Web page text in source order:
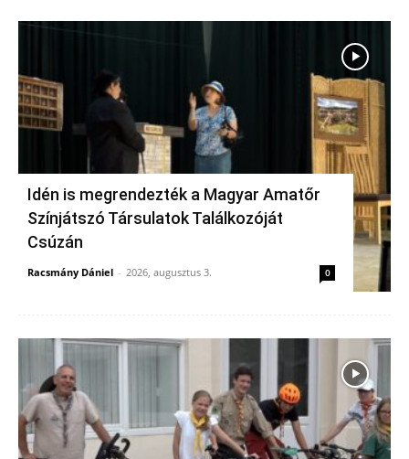
Idén is megrendezték a Magyar Amatőr
Színjátszó Társulatok Találkozóját
Csúzán
Racsmány Dániel - 2026, augusztus 3. 0